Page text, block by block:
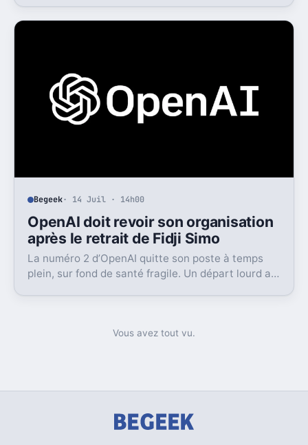
Begeek· 14 Juil · 14h00
OpenAI doit revoir son organisation
après le retrait de Fidji Simo
La numéro 2 d’OpenAI quitte son poste à temps
plein, sur fond de santé fragile. Un départ lourd au
Vous avez tout vu.